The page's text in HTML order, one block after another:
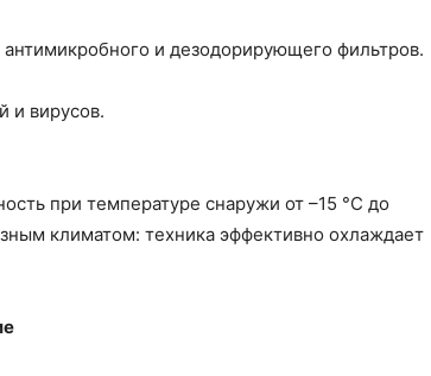
и дезодорирующего фильтров.
и вирусов.
при температуре снаружи от –15 °C до
климатом: техника эффективно охлаждает